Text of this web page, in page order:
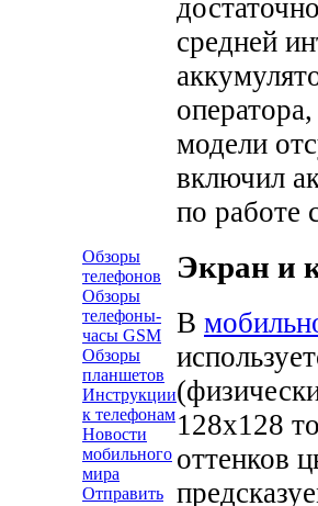
Обзоры
телефонов
Обзоры
телефоны-
часы GSM
Обзоры
планшетов
Инструкции
к телефонам
Новости
мобильного
мира
Отправить
средней
модели
включил
по работе
Экран и
В
128х128
оттенков